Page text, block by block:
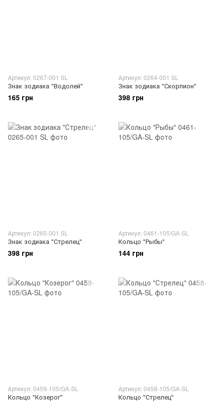
Артикул: 0267-001 SL
Знак зодиака "Водолей"
165 грн
Артикул: 0264-001 SL
Знак зодиака "Скорпион"
398 грн
Артикул: 0265-001 SL
Знак зодиака "Стрелец"
398 грн
Артикул: 0461-105/GA-SL
Кольцо "Рыбы"
144 грн
Артикул: 0459-105/GA-SL
Кольцо "Козерог"
Артикул: 0458-105/GA-SL
Кольцо "Стрелец"